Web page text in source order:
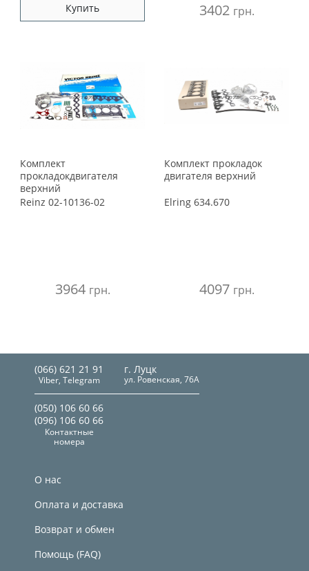
Купить 3402 грн.
Комплект
прокладокдвигателя
верхний
Reinz 02-10136-02
3964 грн.
Комплект прокладок
двигателя верхний
Elring 634.670
4097 грн.
(066) 621 21 91
Viber, Telegram
г. Луцк
ул. Ровенская, 76А
(050) 106 60 66
(096) 106 60 66
Контактные
номера
О нас
Оплата и доставка
Возврат и обмен
Помощь (FAQ)